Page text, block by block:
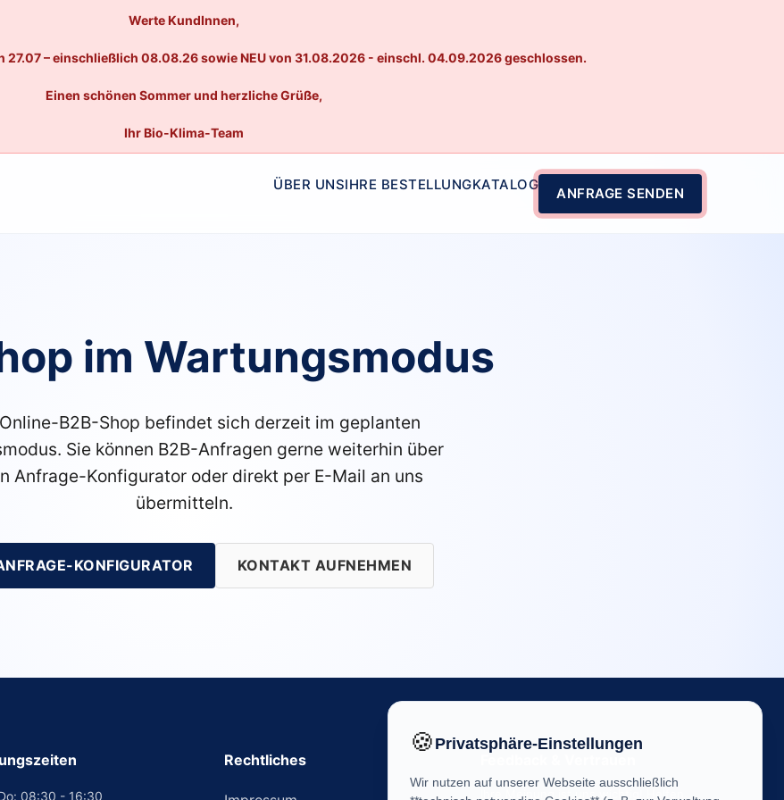
Werte KundInnen,
27.07 – einschließlich 08.08.26 sowie NEU von 31.08.2026 - einschl. 04.09.2026 geschlossen.
Einen schönen Sommer und herzliche Grüße,
Ihr Bio-Klima-Team
ÜBER UNSIHRE BESTELLUNGKATALOG
ANFRAGE SENDEN
im Wartungsmodus
B2B-Shop befindet sich derzeit im geplanten
Sie können B2B-Anfragen gerne weiterhin über
Anfrage-Konfigurator oder direkt per E-Mail an uns
übermitteln.
KONFIGURATOR KONTAKT AUFNEHMEN
08:30 - 16:30
Rechtliches
Ihre Meinung ist uns wichtig! Helfen
🍪Privatsphäre-Einstellungen
Wir nutzen auf unserer Webseite ausschließlich